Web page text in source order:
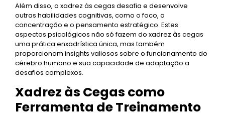
Além disso, o xadrez às cegas desafia e desenvolve
outras habilidades cognitivas, como o foco, a
concentração e o pensamento estratégico. Estes
aspectos psicológicos não só fazem do xadrez às cegas
uma prática enxadrística única, mas também
proporcionam insights valiosos sobre o funcionamento do
cérebro humano e sua capacidade de adaptação a
desafios complexos.
Xadrez às Cegas como
Ferramenta de Treinamento